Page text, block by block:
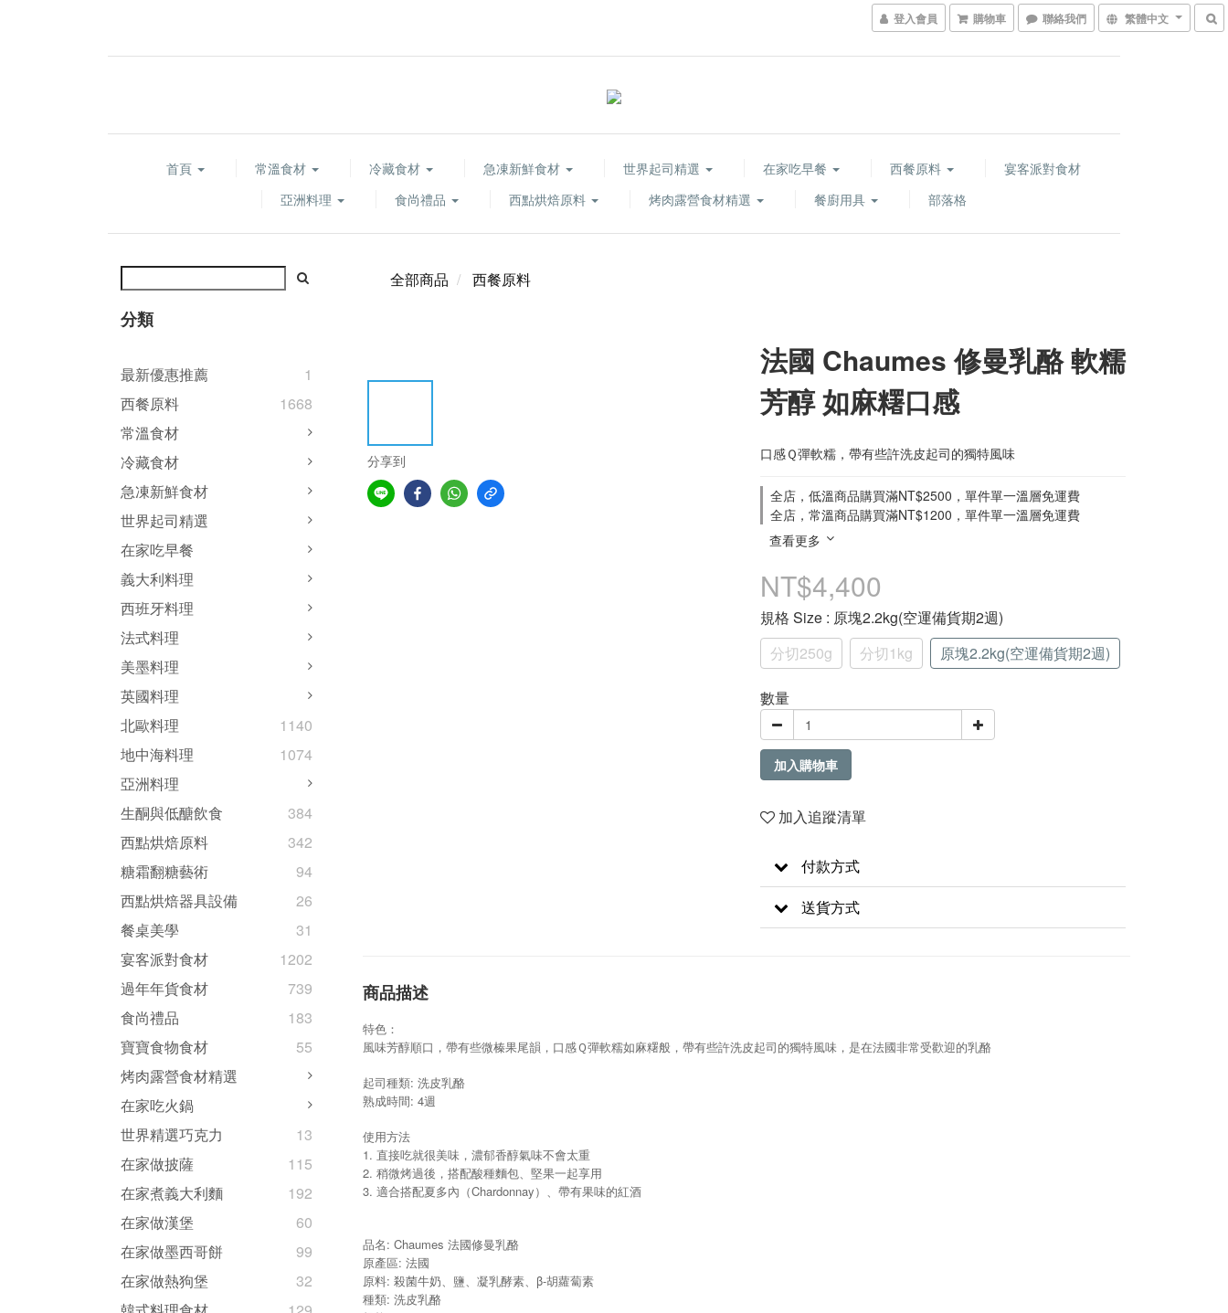
登入會員 購物車 聯絡我們 繁體中文
首頁 常溫食材 冷藏食材 急凍新鮮食材 世界起司精選 在家吃早餐 西餐原料
宴客派對食材
亞洲料理
食尚禮品 西點烘焙原料 烤肉露營食材精選 餐廚用具 部落格
分類
最新優惠推薦
1
西餐原料
1668
常溫食材
冷藏食材
急凍新鮮食材
世界起司精選
在家吃早餐
義大利料理
西班牙料理
法式料理
美墨料理
英國料理
北歐料理
1140
地中海料理
1074
亞洲料理
生酮與低醣飲食
384
西點烘焙原料
342
糖霜翻糖藝術
94
西點烘焙器具設備
26
餐桌美學
31
宴客派對食材
1202
過年年貨食材
739
食尚禮品
183
寶寶食物食材
55
烤肉露營食材精選
在家吃火鍋
世界精選巧克力
13
在家做披薩
115
在家煮義大利麵
192
在家做漢堡
60
在家做墨西哥餅
99
在家做熱狗堡
32
全部商品 西餐原料
分享到
法國 Chaumes 修曼乳酪 軟糯
芳醇 如麻糬口感
口感Ｑ彈軟糯，帶有些許洗皮起司的獨特風味
全店，低溫商品購買滿NT$2500，單件單一溫層免運費
全店，常溫商品購買滿NT$1200，單件單一溫層免運費
查看更多
NT$4,400
規格 Size : 原塊2.2kg(空運備貨期2週)
分切250g
分切1kg 原塊2.2kg(空運備貨期2週)
數量
加入購物車
加入追蹤清單
付款方式
送貨方式
商品描述
特色：
風味芳醇順口，帶有些微榛果尾韻，口感Ｑ彈軟糯如麻糬般，帶有些許洗皮起司的獨特風味，是在法國非常受歡迎的乳酪
起司種類: 洗皮乳酪
熟成時間: 4週
使用方法
1. 直接吃就很美味，濃郁香醇氣味不會太重
2. 稍微烤過後，搭配酸種麵包、堅果一起享用
3. 適合搭配夏多內（Chardonnay）、帶有果味的紅酒
品名: Chaumes 法國修曼乳酪
原產區: 法國
原料: 殺菌牛奶、鹽、凝乳酵素、β-胡蘿蔔素
種類: 洗皮乳酪